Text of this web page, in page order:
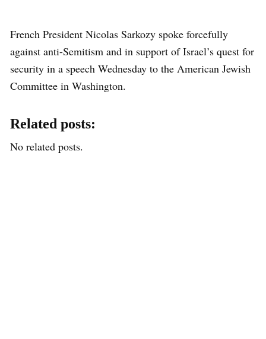
French President Nicolas Sarkozy spoke forcefully
against anti-Semitism and in support of Israel’s quest for
security in a speech Wednesday to the American Jewish
Committee in Washington.
Related posts:
No related posts.